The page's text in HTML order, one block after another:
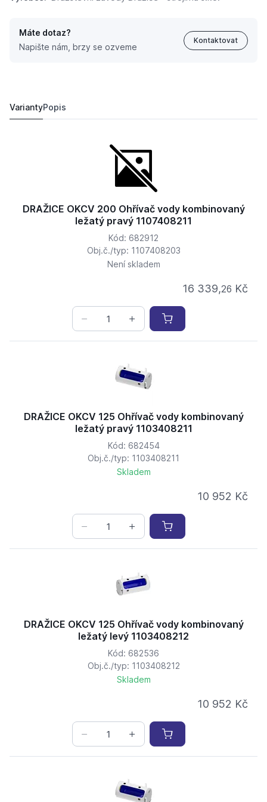
Máte dotaz?
Napište nám, brzy se ozveme
Kontaktovat
VariantyPopis
DRAŽICE OKCV 200 Ohřívač vody kombinovaný
ležatý pravý 1107408211
Kód: 682912
Obj.č./typ: 1107408203
Není skladem
16 339,26 Kč
DRAŽICE OKCV 125 Ohřívač vody kombinovaný
ležatý pravý 1103408211
Kód: 682454
Obj.č./typ: 1103408211
Skladem
10 952 Kč
DRAŽICE OKCV 125 Ohřívač vody kombinovaný
ležatý levý 1103408212
Kód: 682536
Obj.č./typ: 1103408212
Skladem
10 952 Kč